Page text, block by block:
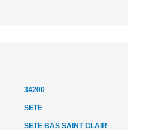
34200
SETE
SETE BAS SAINT CLAIR